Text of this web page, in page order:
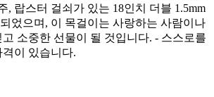
, 랍스터 걸쇠가 있는 18인치 더블 1.5mm
었으며, 이 목걸이는 사랑하는 사람이나
소중한 선물이 될 것입니다. - 스스로를
이 있습니다.